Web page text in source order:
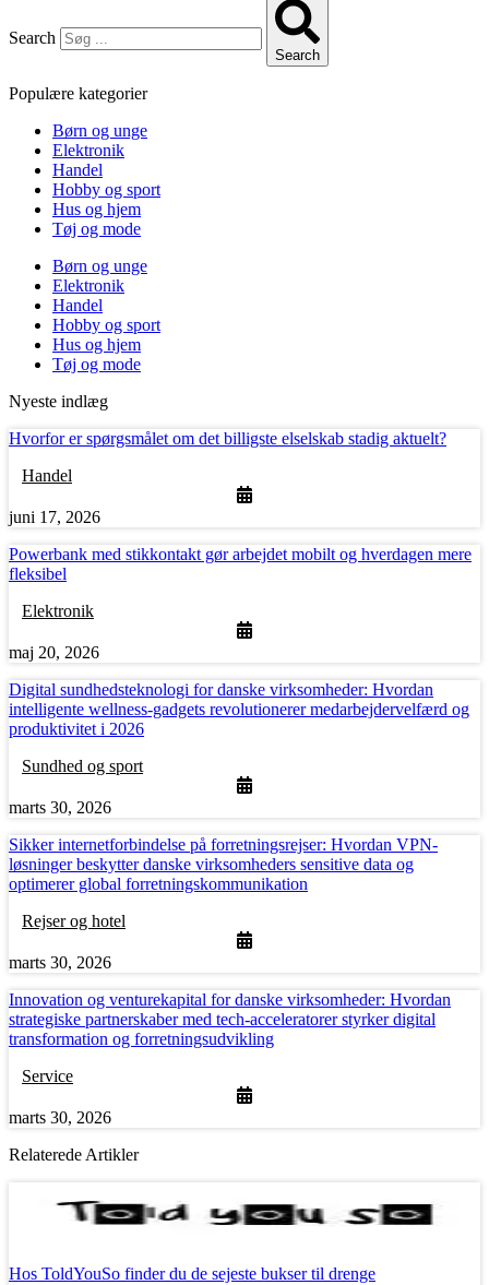
Search
Search
Populære kategorier
Børn og unge
Elektronik
Handel
Hobby og sport
Hus og hjem
Tøj og mode
Børn og unge
Elektronik
Handel
Hobby og sport
Hus og hjem
Tøj og mode
Nyeste indlæg
Hvorfor er spørgsmålet om det billigste elselskab stadig aktuelt?
Handel
juni 17, 2026
Powerbank med stikkontakt gør arbejdet mobilt og hverdagen mere
fleksibel
Elektronik
maj 20, 2026
Digital sundhedsteknologi for danske virksomheder: Hvordan
intelligente wellness-gadgets revolutionerer medarbejdervelfærd og
produktivitet i 2026
Sundhed og sport
marts 30, 2026
Sikker internetforbindelse på forretningsrejser: Hvordan VPN-
løsninger beskytter danske virksomheders sensitive data og
optimerer global forretningskommunikation
Rejser og hotel
marts 30, 2026
Innovation og venturekapital for danske virksomheder: Hvordan
strategiske partnerskaber med tech-acceleratorer styrker digital
transformation og forretningsudvikling
Service
marts 30, 2026
Relaterede Artikler
Hos ToldYouSo finder du de sejeste bukser til drenge